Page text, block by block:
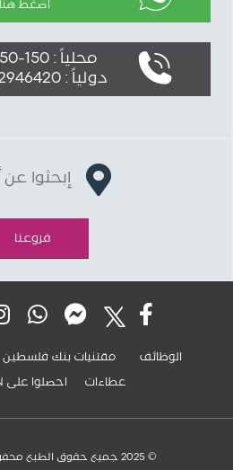
أضغط هنا
محلياً : 150-150-1700
دولياً : 0097022946420
إبحثوا
فروعنا
الوظائف مقتنيات بنك فلسطين
عطاءات IBAN احصلوا على
© 2025 جميع حقوق الطبع محفوظة لبنك فلسطين